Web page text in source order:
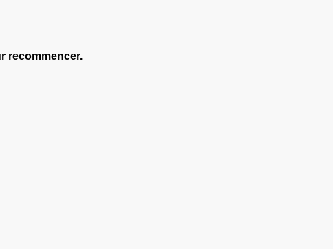
recommencer.